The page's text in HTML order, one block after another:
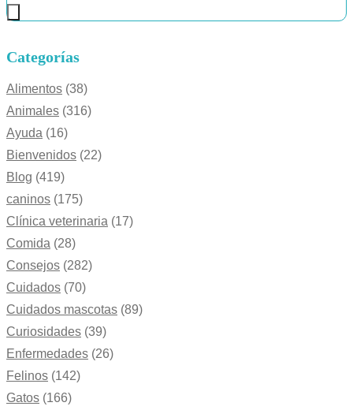
Categorías
Alimentos (38)
Animales (316)
Ayuda (16)
Bienvenidos (22)
Blog (419)
caninos (175)
Clínica veterinaria (17)
Comida (28)
Consejos (282)
Cuidados (70)
Cuidados mascotas (89)
Curiosidades (39)
Enfermedades (26)
Felinos (142)
Gatos (166)